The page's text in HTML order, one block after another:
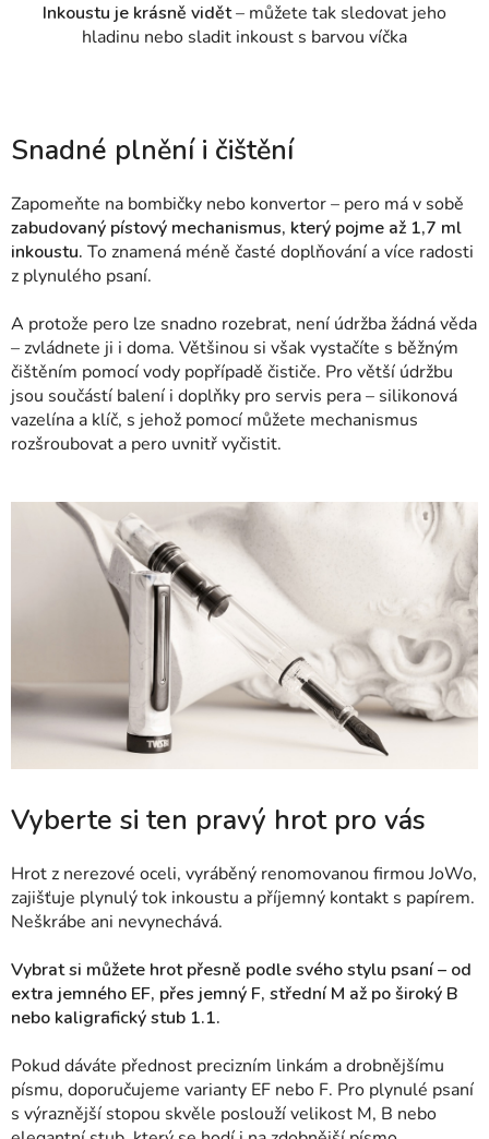
Inkoustu je krásně vidět– můžete tak sledovat jeho
hladinu nebo sladit inkoust s barvou víčka
Snadné plnění i čištění
Zapomeňte na bombičky nebo konvertor – pero má v sobě
zabudovaný pístový mechanismus, který pojme až 1,7 ml
inkoustu. To znamená méně časté doplňování a více radosti
z plynulého psaní.
A protože pero lze snadno rozebrat, není údržba žádná věda
– zvládnete ji i doma. Většinou si však vystačíte s běžným
čištěním pomocí vody popřípadě čističe. Pro větší údržbu
jsou součástí balení i doplňky pro servis pera – silikonová
vazelína a klíč, s jehož pomocí můžete mechanismus
rozšroubovat a pero uvnitř vyčistit.
Vyberte si ten pravý hrot pro vás
Hrot z nerezové oceli, vyráběný renomovanou firmou JoWo,
zajišťuje plynulý tok inkoustu a příjemný kontakt s papírem.
Neškrábe ani nevynechává.
Vybrat si můžete hrot přesně podle svého stylu psaní – od
extra jemného EF, přes jemný F, střední M až po široký B
nebo kaligrafický stub 1.1.
Pokud dáváte přednost precizním linkám a drobnějšímu
písmu, doporučujeme varianty EF nebo F. Pro plynulé psaní
s výraznější stopou skvěle poslouží velikost M, B nebo